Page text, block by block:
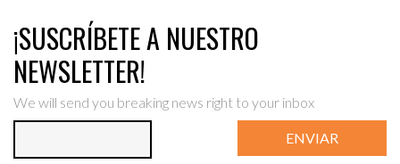
¡SUSCRÍBETE A NUESTRO
NEWSLETTER!
We will send you breaking news right to your inbox
ENVIAR